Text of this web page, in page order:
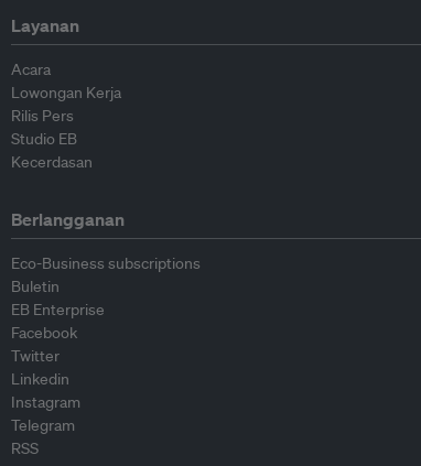
Layanan
Acara
Lowongan Kerja
Rilis Pers
Studio EB
Kecerdasan
Berlangganan
Eco-Business subscriptions
Buletin
EB Enterprise
Facebook
Twitter
Linkedin
Instagram
Telegram
RSS